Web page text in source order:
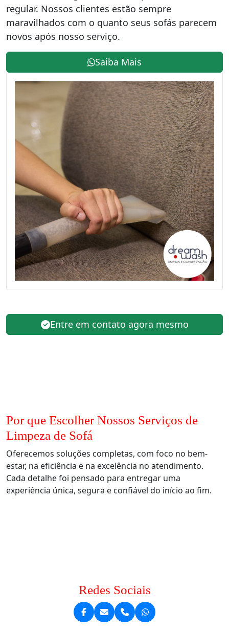
regular. Nossos clientes estão sempre
maravilhados com o quanto seus sofás parecem
novos após nosso serviço.
Saiba Mais
Entre em contato agora mesmo
Por que Escolher Nossos Serviços de
Limpeza de Sofá
Oferecemos soluções completas, com foco no bem-
estar, na eficiência e na excelência no atendimento.
Cada detalhe foi pensado para entregar uma
experiência única, segura e confiável do início ao fim.
Redes Sociais